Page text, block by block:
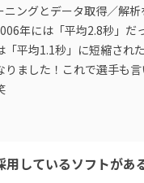
ニングとデータ取得／解
年には「平均2.8秒」だ
「平均1.1秒」に短縮され
りました！これで選手も
しているソフトがあ